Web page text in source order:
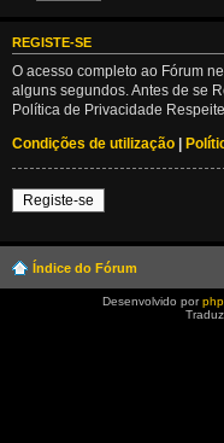
REGISTE-SE
O acesso completo ao Fórum
alguns segundos. Antes de se
Política de Privacidade
Condições de utilização |
Registe-se
Índice do Fórum
Desenvolvido por